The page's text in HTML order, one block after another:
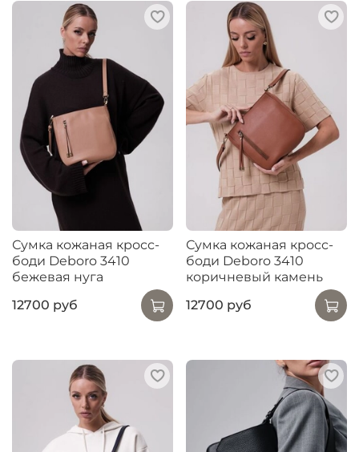
Сумка кожаная кросс-
боди Deboro 3410
бежевая нуга
12700 руб
Сумка кожаная кросс-
боди Deboro 3410
коричневый камень
12700 руб